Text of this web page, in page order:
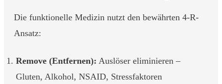
Die funktionelle Medizin nutzt den bewährten 4-R-
Ansatz:
Remove (Entfernen): Auslöser eliminieren –
Gluten, Alkohol, NSAID, Stressfaktoren